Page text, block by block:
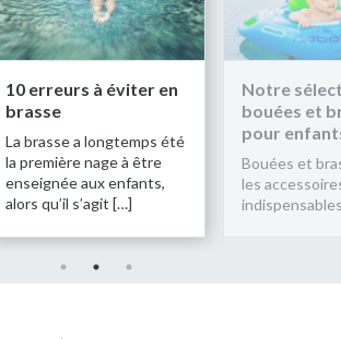
10 erreurs à éviter en
brasse
La brasse a longtemps été
la première nage à être
enseignée aux enfants,
alors qu’il s’agit […]
Notre
bouées et
pour
Bouées et
les